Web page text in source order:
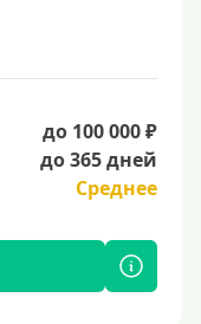
до 100 000 ₽
до 365 дней
Среднее